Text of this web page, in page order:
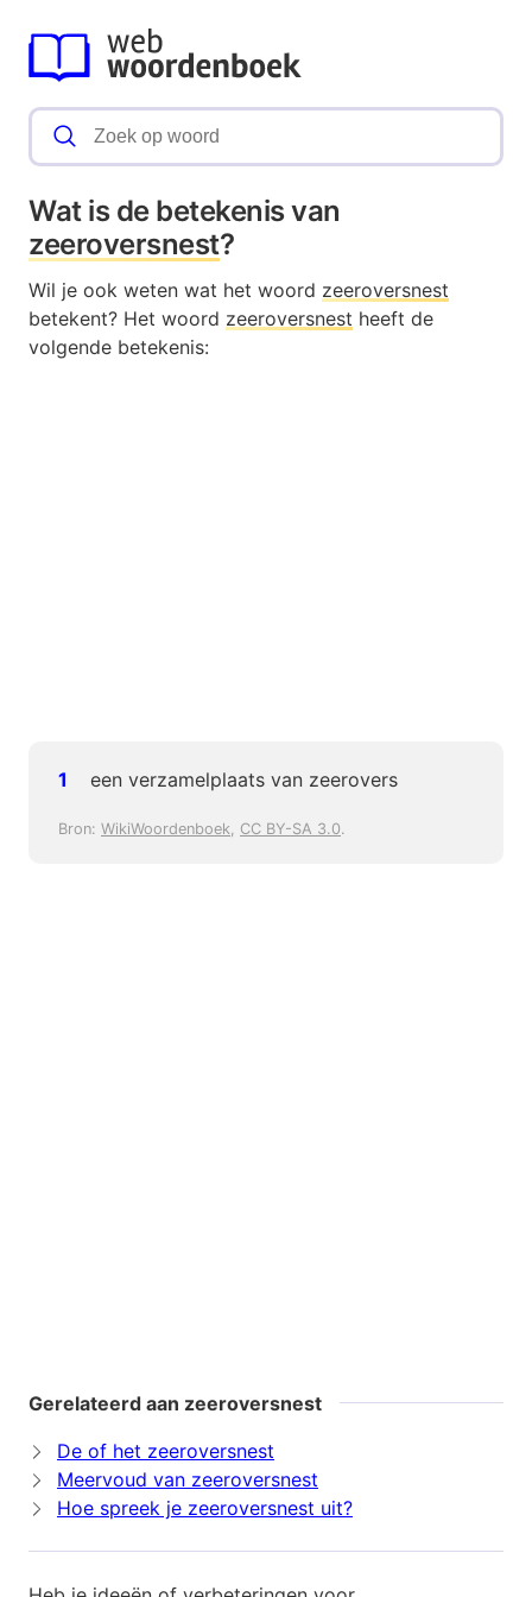
Wat is de betekenis van
zeeroversnest?
Wil je ook weten wat het woord zeeroversnest
betekent? Het woord zeeroversnest heeft de
volgende betekenis:
een verzamelplaats van zeerovers
Bron: WikiWoordenboek, CC BY-SA 3.0.
Gerelateerd aan zeeroversnest
De of het zeeroversnest
Meervoud van zeeroversnest
Hoe spreek je zeeroversnest uit?